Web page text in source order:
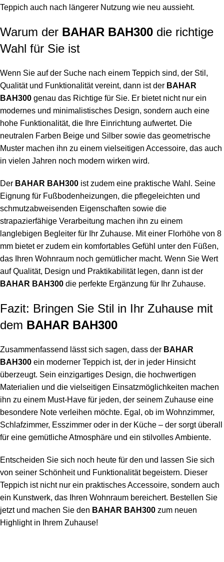
Teppich auch nach längerer Nutzung wie neu aussieht.
Warum der BAHAR BAH300 die richtige
Wahl für Sie ist
Wenn Sie auf der Suche nach einem Teppich sind, der Stil,
Qualität und Funktionalität vereint, dann ist der BAHAR
BAH300 genau das Richtige für Sie. Er bietet nicht nur ein
modernes und minimalistisches Design, sondern auch eine
hohe Funktionalität, die Ihre Einrichtung aufwertet. Die
neutralen Farben Beige und Silber sowie das geometrische
Muster machen ihn zu einem vielseitigen Accessoire, das auch
in vielen Jahren noch modern wirken wird.
Der BAHAR BAH300 ist zudem eine praktische Wahl. Seine
Eignung für Fußbodenheizungen, die pflegeleichten und
schmutzabweisenden Eigenschaften sowie die
strapazierfähige Verarbeitung machen ihn zu einem
langlebigen Begleiter für Ihr Zuhause. Mit einer Florhöhe von 8
mm bietet er zudem ein komfortables Gefühl unter den Füßen,
das Ihren Wohnraum noch gemütlicher macht. Wenn Sie Wert
auf Qualität, Design und Praktikabilität legen, dann ist der
BAHAR BAH300 die perfekte Ergänzung für Ihr Zuhause.
Fazit: Bringen Sie Stil in Ihr Zuhause mit
dem BAHAR BAH300
Zusammenfassend lässt sich sagen, dass der BAHAR
BAH300 ein moderner Teppich ist, der in jeder Hinsicht
überzeugt. Sein einzigartiges Design, die hochwertigen
Materialien und die vielseitigen Einsatzmöglichkeiten machen
ihn zu einem Must-Have für jeden, der seinem Zuhause eine
besondere Note verleihen möchte. Egal, ob im Wohnzimmer,
Schlafzimmer, Esszimmer oder in der Küche – der sorgt überall
für eine gemütliche Atmosphäre und ein stilvolles Ambiente.
Entscheiden Sie sich noch heute für den und lassen Sie sich
von seiner Schönheit und Funktionalität begeistern. Dieser
Teppich ist nicht nur ein praktisches Accessoire, sondern auch
ein Kunstwerk, das Ihren Wohnraum bereichert. Bestellen Sie
jetzt und machen Sie den BAHAR BAH300 zum neuen
Highlight in Ihrem Zuhause!